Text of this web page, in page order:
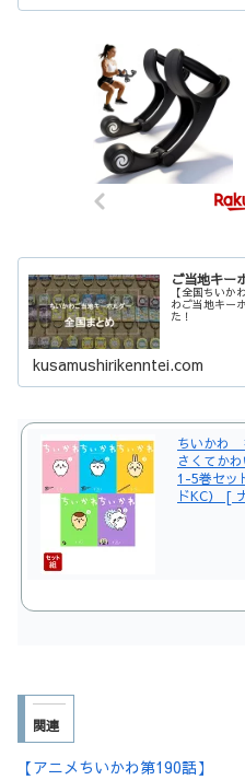
ご当地キー
【全国ちいか
わご当地キー
た！
kusamushirikenntei.com
ちいかわ
さくてか
1-5巻セッ
ドKC） [
関連
【アニメちいかわ第190話】